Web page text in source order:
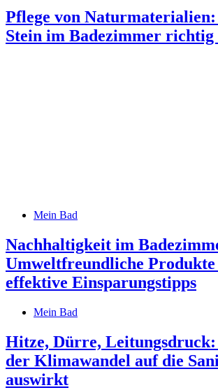
Pflege von
Stein im Badezimmer richtig
Mein Bad
Nachhaltigkeit im
Umweltfreundliche Produkte
effektive Einsparungstipps
Mein Bad
Hitze, Dürre, Leitungsdruck:
der Klimawandel auf die
auswirkt